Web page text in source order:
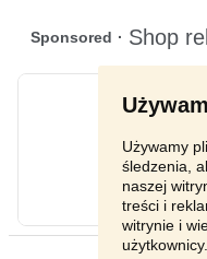
Używamy
śledzenia,
naszej
treści i
witrynie i
użytkownicy.